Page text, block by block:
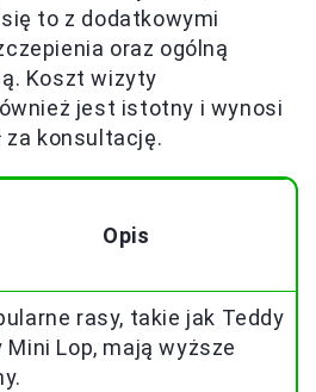
to z dodatkowymi
oraz ogólną
Koszt wizyty
jest istotny i wynosi
za konsultację.
Opis
rasy, takie jak Teddy
Mini Lop, mają wyższe